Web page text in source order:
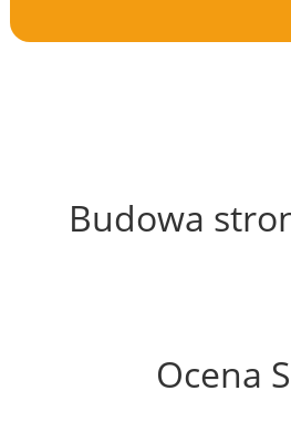
Budowa
Ocena